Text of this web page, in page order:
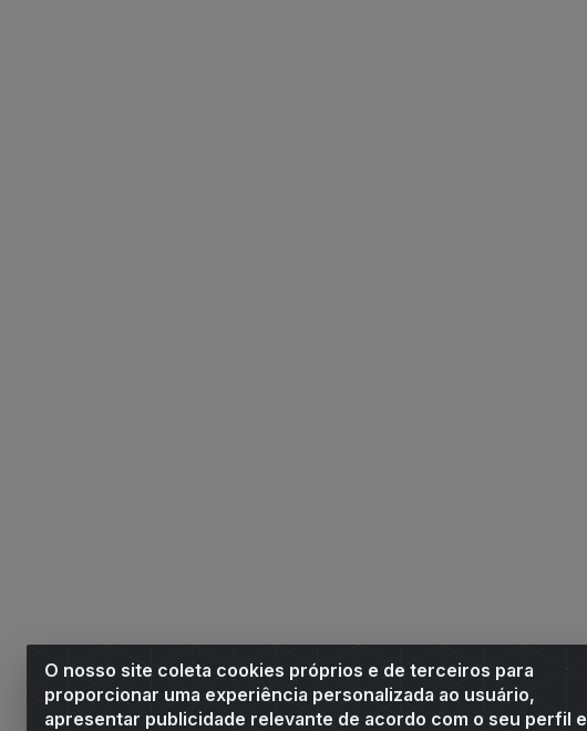
O nosso site coleta cookies próprios e de terceiros para
proporcionar uma experiência personalizada ao usuário,
apresentar publicidade relevante de acordo com o seu perfil e